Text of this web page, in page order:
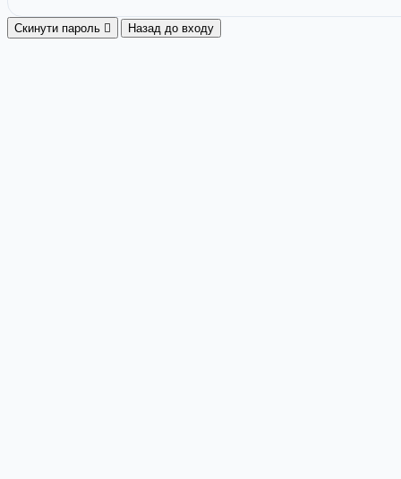
Скинути пароль Назад до входу